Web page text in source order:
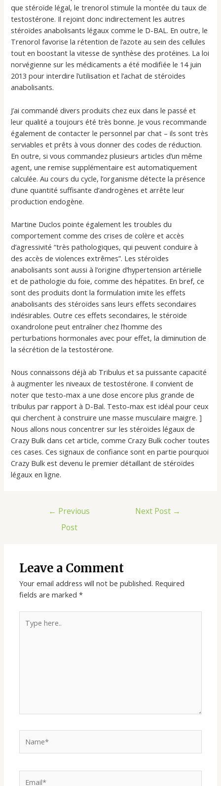
que stéroïde légal, le trenorol stimule la montée du taux de
testostérone. Il rejoint donc indirectement les autres
stéroïdes anabolisants légaux comme le D-BAL. En outre, le
Trenorol favorise la rétention de l’azote au sein des cellules
tout en boostant la vitesse de synthèse des protéines. La loi
norvégienne sur les médicaments a été modifiée le 14 juin
2013 pour interdire l’utilisation et l’achat de stéroïdes
anabolisants.
J’ai commandé divers produits chez eux dans le passé et
leur qualité a toujours été très bonne. Je vous recommande
également de contacter le personnel par chat – ils sont très
serviables et prêts à vous donner des codes de réduction.
En outre, si vous commandez plusieurs articles d’un même
agent, une remise supplémentaire est automatiquement
calculée. Au cours du cycle, l’organisme détecte la présence
d’une quantité suffisante d’androgènes et arrête leur
production endogène.
Martine Duclos pointe également les troubles du
comportement comme des crises de colère et accès
d’agressivité “très pathologiques, qui peuvent conduire à
des accès de violences extrêmes”. Les stéroïdes
anabolisants sont aussi à l’origine d’hypertension artérielle
et de pathologie du foie, comme des hépatites. En bref, ce
sont des produits dont la formulation imite les effets
anabolisants des stéroïdes sans leurs effets secondaires
indésirables. Outre ces effets secondaires, le stéroïde
oxandrolone peut entraîner chez l’homme des
perturbations hormonales avec pour effet, la diminution de
la sécrétion de la testostérone.
Nous connaissons déjà ab Tribulus et sa puissante capacité
à augmenter les niveaux de testostérone. Il convient de
noter que testo-max a une dose encore plus grande de
tribulus par rapport à D-Bal. Testo-max est idéal pour ceux
qui cherchent à construire une masse musculaire maigre. ]
Nous allons nous concentrer sur les stéroïdes légaux de
Crazy Bulk dans cet article, comme Crazy Bulk cocher toutes
ces cases. Ces signaux de confiance sont en partie pourquoi
Crazy Bulk est devenu le premier détaillant de stéroïdes
légaux en ligne.
← Previous
Post
Next Post →
Leave a Comment
Your email address will not be published. Required
fields are marked*